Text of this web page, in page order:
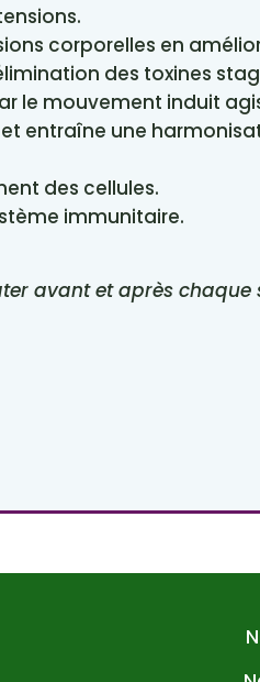
corporelles en
des toxines
le mouvement induit
entraîne une
des cellules.
immunitaire.
avant et après chaque